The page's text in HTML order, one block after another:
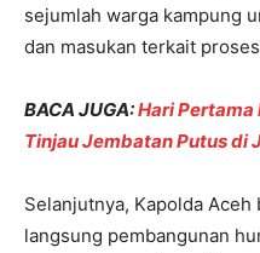
sejumlah warga kampung
dan masukan terkait
BACA JUGA:Hari Pertama
Tinjau Jembatan Putus di
Selanjutnya, Kapolda
langsung pembangunan